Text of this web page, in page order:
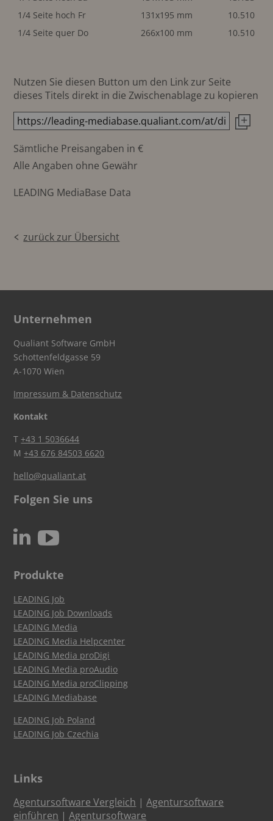
1/4 Seite hoch Fr
131x195 mm
10.510
1/4 Seite quer Do
266x100 mm 10.510
Nutzen Sie diesen Button um den Link zur Seite
dieses Titels direkt in die Zwischenablage zu kopieren
Sämtliche Preisangaben in €
Alle Angaben ohne Gewähr
LEADING MediaBase Data
zurück zur Übersicht
Unternehmen
Qualiant Software GmbH
Schottenfeldgasse 59
A-1070 Wien
Impressum & Datenschutz
Kontakt
T+43 1 5036644
M+43 676 84503 6620
hello@qualiant.at
Folgen Sie uns
N c
Produkte
LEADING Job
LEADING Job Downloads
LEADING Media
LEADING Media Helpcenter
LEADING Media proDigi
LEADING Media proAudio
LEADING Media proClipping
LEADING Mediabase
LEADING Job Poland
LEADING Job Czechia
Links
Agentursoftware Vergleich |Agentursoftware
einführen |Agentursoftware